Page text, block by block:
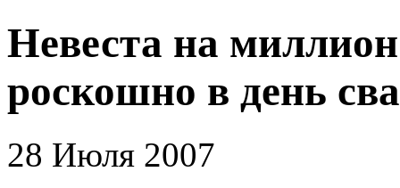
Невеста на
роскошно в день
28 Июля 2007